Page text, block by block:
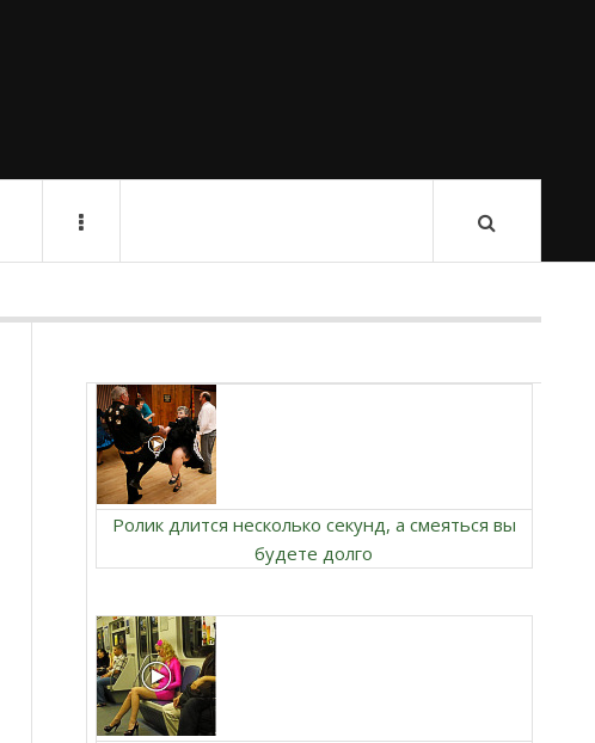
Ролик длится несколько секунд, а смеяться вы
будете долго